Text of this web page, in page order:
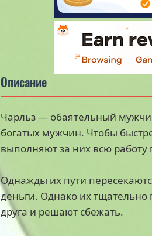
Описание
Чарльз — обаятельный
богатых мужчин. Чтобы
выполняют за них всю
Однажды их пути
деньги. Однако их тщательно
друга и решают сбежать.